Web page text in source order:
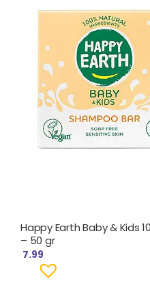
Happy Earth Baby & Kids
– 50 gr
7.99